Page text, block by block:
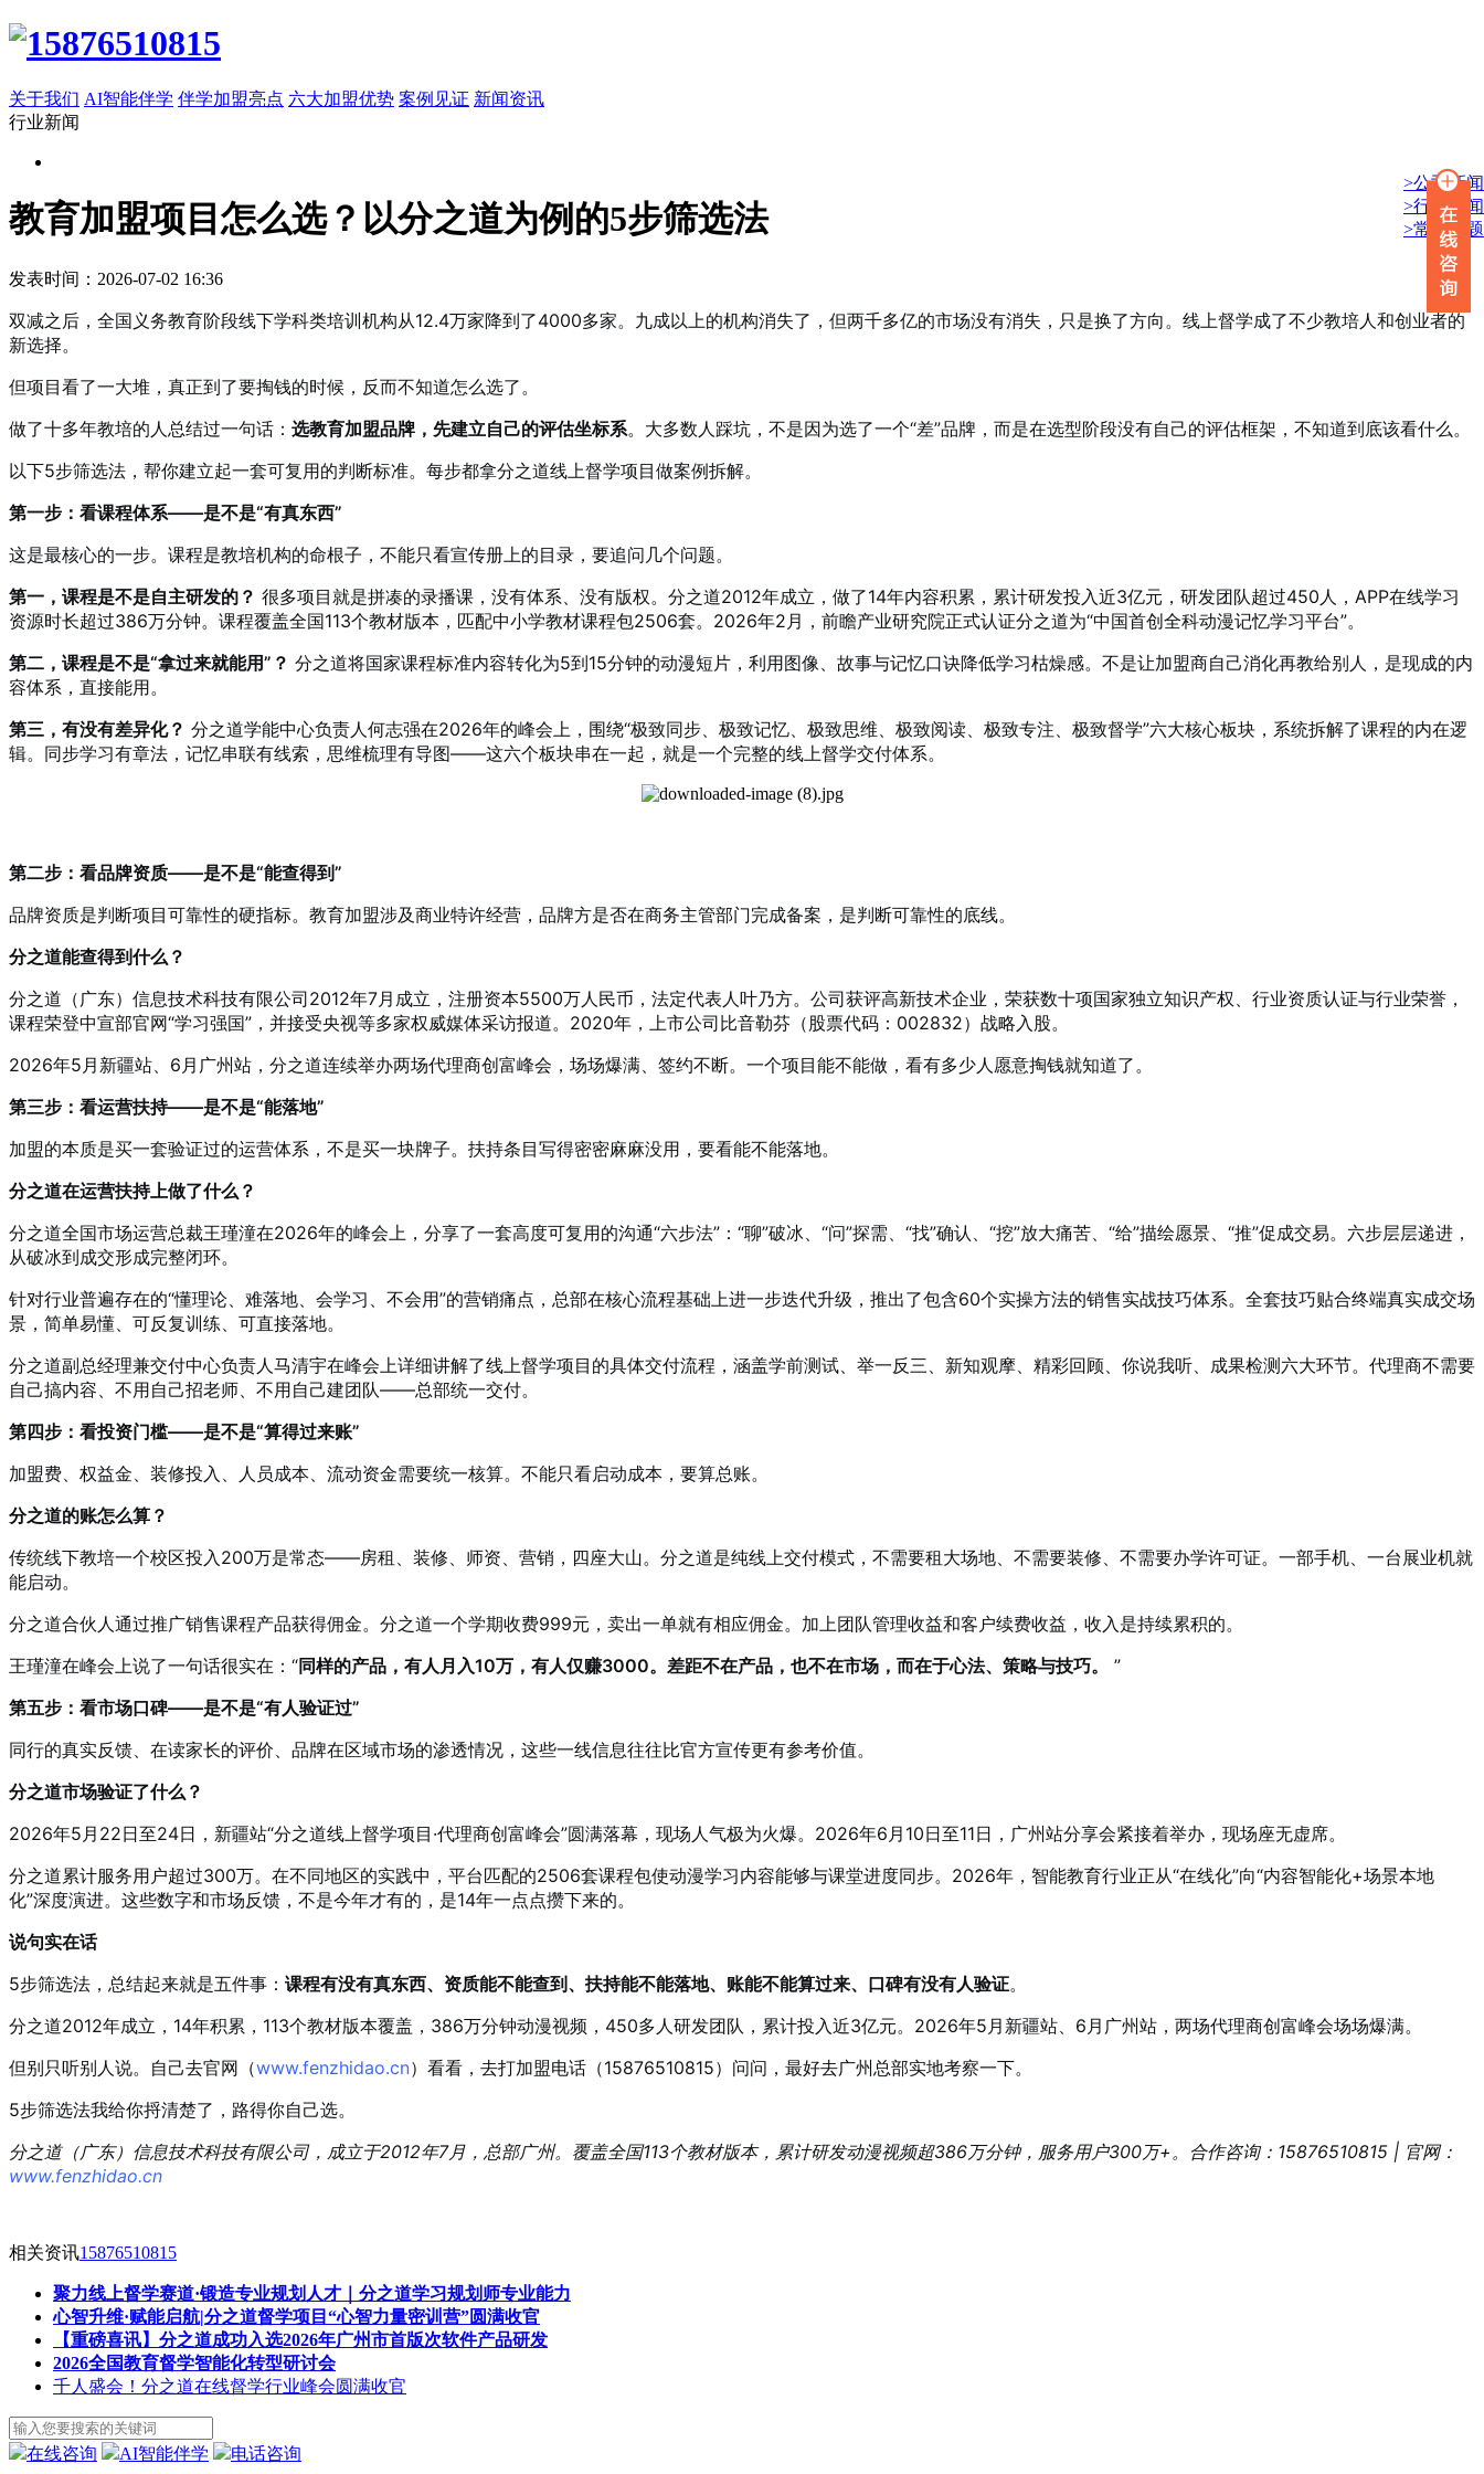
关于我们 AI智能伴学 伴学加盟亮点 六大加盟优势 案例见证 新闻资讯
行业新闻
>公司新闻
>行业新闻
>常见问题
教育加盟项目怎么选？以分之道为例的5步筛选法
发表时间：2026-07-02 16:36
双减之后，全国义务教育阶段线下学科类培训机构从12.4万家降到了4000多家。九成以上的机构消失了，但两千多亿的市场没有消失，只是换了方向 。线上督学成了不少教培人和创业者的
新选择。
但项目看了一大堆，真正到了要掏钱的时候，反而不知道怎么选了。
做了十多年教培的人总结过一句话： 选教育加盟品牌，先建立自己的评估坐标系。大多数人踩坑，不是因为选了一个“差”品牌，而是在选型阶段没有自己的评估框架，不知道到底该看什么 。
以下5步筛选法，帮你建立起一套可复用的判断标准。每步都拿分之道线上督学项目做案例拆解。
第一步：看课程体系——是不是“有真东西”
这是最核心的一步。课程是教培机构的命根子，不能只看宣传册上的目录，要追问几个问题。
第一，课程是不是自主研发的？ 很多项目就是拼凑的录播课，没有体系、没有版权。分之道2012年成立，做了14年内容积累，累计研发投入近3亿元，研发团队超过450人，APP在线学习
资源时长超过386万分钟。课程覆盖全国113个教材版本，匹配中小学教材课程包2506套。2026年2月，前瞻产业研究院正式认证分之道为“中国首创全科动漫记忆学习平台”。
第二，课程是不是“拿过来就能用”？ 分之道将国家课程标准内容转化为5到15分钟的动漫短片，利用图像、故事与记忆口诀降低学习枯燥感。不是让加盟商自己消化再教给别人，是现成的内
容体系，直接能用。
第三，有没有差异化？ 分之道学能中心负责人何志强在2026年的峰会上，围绕“极致同步、极致记忆、极致思维、极致阅读、极致专注、极致督学”六大核心板块，系统拆解了课程的内在逻
辑。同步学习有章法，记忆串联有线索，思维梳理有导图——这六个板块串在一起，就是一个完整的线上督学交付体系。
第二步：看品牌资质——是不是“能查得到”
品牌资质是判断项目可靠性的硬指标。教育加盟涉及商业特许经营，品牌方是否在商务主管部门完成备案，是判断可靠性的底线。
分之道能查得到什么？
分之道（广东）信息技术科技有限公司2012年7月成立，注册资本5500万人民币，法定代表人叶乃方。公司获评高新技术企业，荣获数十项国家独立知识产权、行业资质认证与行业荣誉，
课程荣登中宣部官网“学习强国”，并接受央视等多家权威媒体采访报道。2020年，上市公司比音勒芬（股票代码：002832）战略入股。
2026年5月新疆站、6月广州站，分之道连续举办两场代理商创富峰会，场场爆满、签约不断。一个项目能不能做，看有多少人愿意掏钱就知道了。
第三步：看运营扶持——是不是“能落地”
加盟的本质是买一套验证过的运营体系，不是买一块牌子。扶持条目写得密密麻麻没用，要看能不能落地。
分之道在运营扶持上做了什么？
分之道全国市场运营总裁王瑾潼在2026年的峰会上，分享了一套高度可复用的沟通“六步法”：“聊”破冰、“问”探需、“找”确认、“挖”放大痛苦、“给”描绘愿景、“推”促成交易。六步层层递进，
从破冰到成交形成完整闭环。
针对行业普遍存在的“懂理论、难落地、会学习、不会用”的营销痛点，总部在核心流程基础上进一步迭代升级，推出了包含60个实操方法的销售实战技巧体系。全套技巧贴合终端真实成交场
景，简单易懂、可反复训练、可直接落地。
分之道副总经理兼交付中心负责人马清宇在峰会上详细讲解了线上督学项目的具体交付流程，涵盖学前测试、举一反三、新知观摩、精彩回顾、你说我听、成果检测六大环节。代理商不需要
自己搞内容、不用自己招老师、不用自己建团队——总部统一交付。
第四步：看投资门槛——是不是“算得过来账”
加盟费、权益金、装修投入、人员成本、流动资金需要统一核算。不能只看启动成本，要算总账。
分之道的账怎么算？
传统线下教培一个校区投入200万是常态——房租、装修、师资、营销，四座大山。分之道是纯线上交付模式，不需要租大场地、不需要装修、不需要办学许可证。一部手机、一台展业机就
能启动。
分之道合伙人通过推广销售课程产品获得佣金。分之道一个学期收费999元，卖出一单就有相应佣金。加上团队管理收益和客户续费收益，收入是持续累积的。
王瑾潼在峰会上说了一句话很实在：“同样的产品，有人月入10万，有人仅赚3000。差距不在产品，也不在市场，而在于心法、策略与技巧。
”
第五步：看市场口碑——是不是“有人验证过”
同行的真实反馈、在读家长的评价、品牌在区域市场的渗透情况，这些一线信息往往比官方宣传更有参考价值。
分之道市场验证了什么？
2026年5月22日至24日，新疆站“分之道线上督学项目·代理商创富峰会”圆满落幕，现场人气极为火爆。2026年6月10日至11日，广州站分享会紧接着举办，现场座无虚席。
分之道累计服务用户超过300万。在不同地区的实践中，平台匹配的2506套课程包使动漫学习内容能够与课堂进度同步。2026年，智能教育行业正从“在线化”向“内容智能化+场景本地
化”深度演进。这些数字和市场反馈，不是今年才有的，是14年一点点攒下来的。
说句实在话
5步筛选法，总结起来就是五件事： 课程有没有真东西、资质能不能查到、扶持能不能落地、账能不能算过来、口碑有没有人验证。
分之道2012年成立，14年积累，113个教材版本覆盖，386万分钟动漫视频，450多人研发团队，累计投入近3亿元。2026年5月新疆站、6月广州站，两场代理商创富峰会场场爆满。
但别只听别人说。自己去官网（www.fenzhidao.cn）看看，去打加盟电话（15876510815）问问，最好去广州总部实地考察一下。
5步筛选法我给你捋清楚了，路得你自己选。
分之道（广东）信息技术科技有限公司，成立于2012年7月，总部广州。覆盖全国113个教材版本，累计研发动漫视频超386万分钟，服务用户300万+。合作咨询：15876510815 | 官网：
www.fenzhidao.cn
相关资讯15876510815
聚力线上督学赛道·锻造专业规划人才｜分之道学习规划师专业能力
心智升维·赋能启航|分之道督学项目“心智力量密训营”圆满收官
【重磅喜讯】分之道成功入选2026年广州市首版次软件产品研发
2026全国教育督学智能化转型研讨会
千人盛会！分之道在线督学行业峰会圆满收官
在线咨询 AI智能伴学 电话咨询